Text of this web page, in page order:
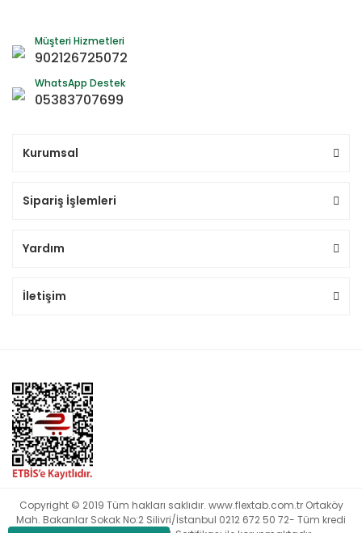
Müşteri Hizmetleri
902126725072
WhatsApp Destek
05383707699
Kurumsal
Sipariş İşlemleri
Yardım
İletişim
Copyright © 2019 Tüm hakları saklıdır. www.flextab.com.tr Ortaköy
Mah. Bakanlar Sokak No:2 Silivri/İstanbul 0212 672 50 72- Tüm kredi